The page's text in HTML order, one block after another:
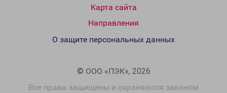
Карта сайта
Направления
© ООО «ПЭК», 2026
Все права защищены и охраняются законом
О защите персональных данных